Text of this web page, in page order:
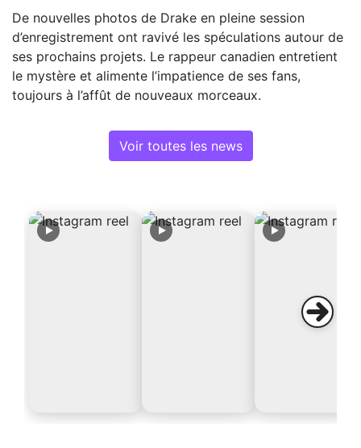
De nouvelles photos de Drake en pleine session
d’enregistrement ont ravivé les spéculations autour de
ses prochains projets. Le rappeur canadien entretient
le mystère et alimente l’impatience de ses fans,
toujours à l’affût de nouveaux morceaux.
Voir toutes les news